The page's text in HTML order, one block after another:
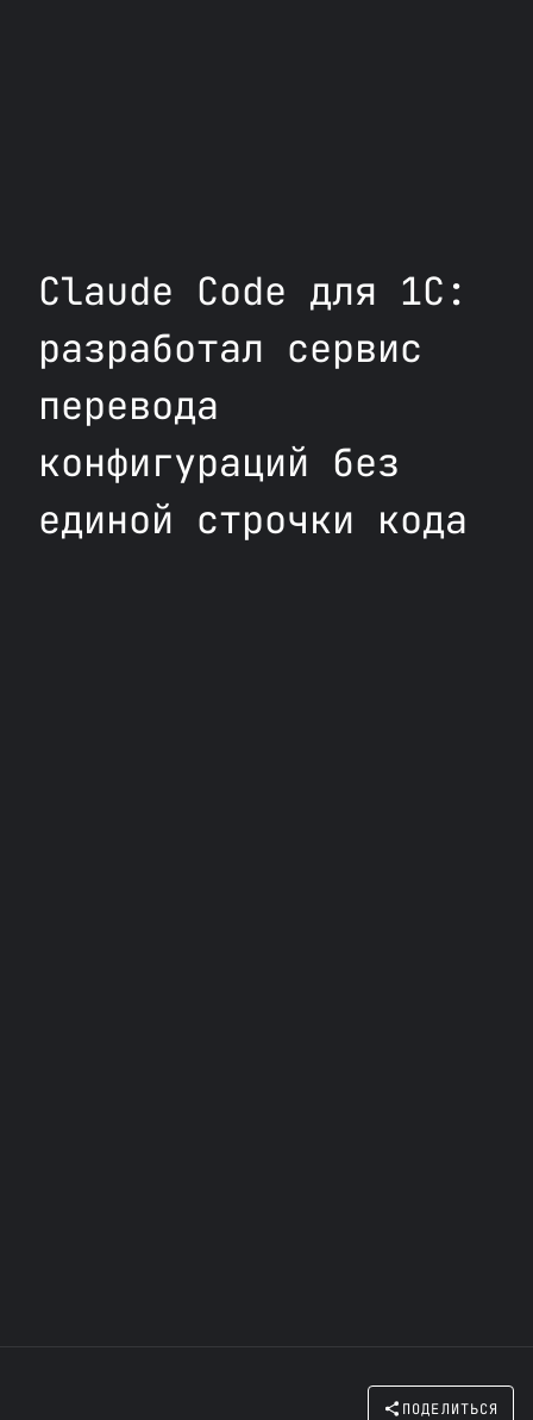
Claude Code для 1С:
разработал сервис
перевода
конфигураций без
единой строчки кода
ПОДЕЛИТЬСЯ